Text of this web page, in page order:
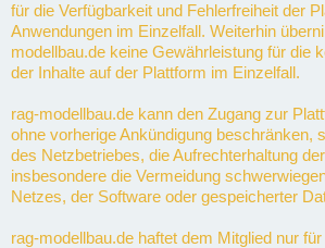
für die Verfügbarkeit und Fehlerfreiheit der
Anwendungen im Einzelfall. Weiterhin
modellbau.de keine Gewährleistung für die
der Inhalte auf der Plattform im Einzelfall.
rag-modellbau.de kann den Zugang zur
ohne vorherige Ankündigung beschränken,
des Netzbetriebes, die Aufrechterhaltung
insbesondere die Vermeidung
Netzes, der Software oder gespeicherter
rag-modellbau.de haftet dem Mitglied nur